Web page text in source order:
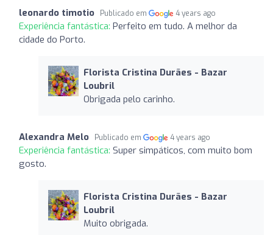
leonardo timotio Publicado em 4 years ago
Experiência fantástica: Perfeito em tudo. A melhor da
cidade do Porto.
Florista Cristina Durães - Bazar
Loubril
Obrigada pelo carinho.
Alexandra Melo Publicado em 4 years ago
Experiência fantástica: Super simpáticos, com muito bom
gosto.
Florista Cristina Durães - Bazar
Loubril
Muito obrigada.